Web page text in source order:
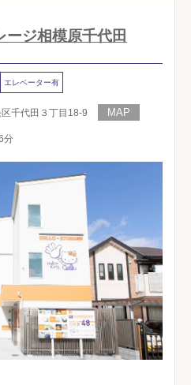
ージ相模原千代田
エレベーター有
千代田３丁目18-9
分